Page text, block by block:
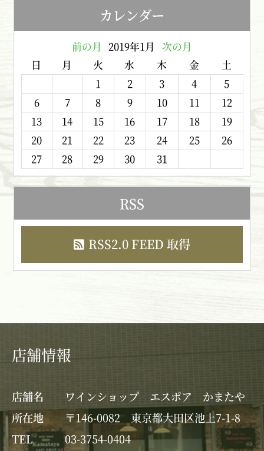
カレンダー
前の月 2019年1月
次の月
日
月 火 水 木 金
土
1
2 3 4
5
6
7 8 9 10 11
12
13
14 15 16 17 18
19
20
21 22 23 24 25
26
27
28 29 30 31
RSS
RSS2.0 FEED 取得
店舗情報
店舗名
ワインショップ エスポア かまたや
所在地
〒146-0082 東京都大田区池上7-1-8
TEL
03-3754-0404